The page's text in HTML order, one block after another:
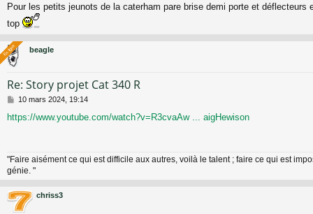
s
a
g
e
Pour les petits jeunots de la caterham pare brise demi porte et déflecteurs
top
beagle
Re: Story projet Cat 340 R
M
s
e
10 mars 2024, 19:14
https://www.youtube.com/watch?v=R3cvaAw ... aigHewison
"Faire aisément ce qui est difficile aux autres, voilà le talent ; faire ce qui est
génie. "
En ligne
En ligne
chriss3